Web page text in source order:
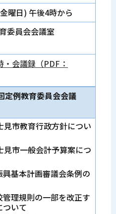
曜日) 午後4時から
委員会会議室
会議録（PDF：
定例教育委員会会議
見市教育行政方針につい
見市一般会計予算案につ
基本計画審議会条例の
理規則の一部を改正す
ついて